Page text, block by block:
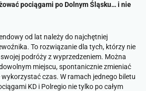
pociągami po Dolnym Śląsku… i nie
od lat należy do najchętniej
To rozwiązanie dla tych, którzy nie
podróży z wyprzedzeniem. Można
miejscu, spontanicznie zmieniać
czas. W ramach jednego biletu
KD i Polregio nie tylko po całym